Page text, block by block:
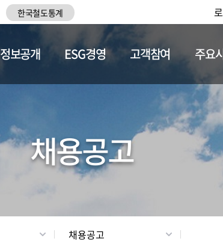
한국철도통계
채용정보
정보공개 ESG경영 고객참여 주요
채용공고
채용공고